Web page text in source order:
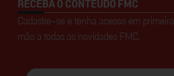
RECEBA O CONTEÚDO FMC
Cadastre-se e tenha acesso em primeira
mão a todas as novidades FMC.